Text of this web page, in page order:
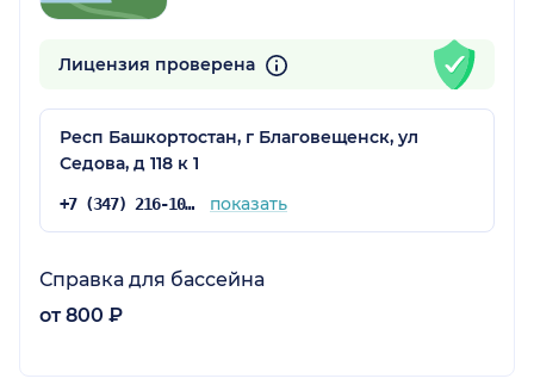
Лицензия проверена
Респ Башкортостан, г Благовещенск, ул
Седова, д 118 к 1
+7 (347) 216-10-81 показать
Справка для бассейна
от 800 ₽